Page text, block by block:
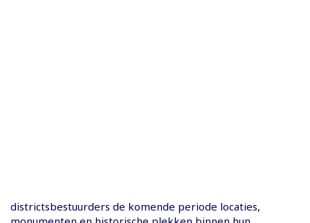
districtsbestuurders de komende periode locaties,